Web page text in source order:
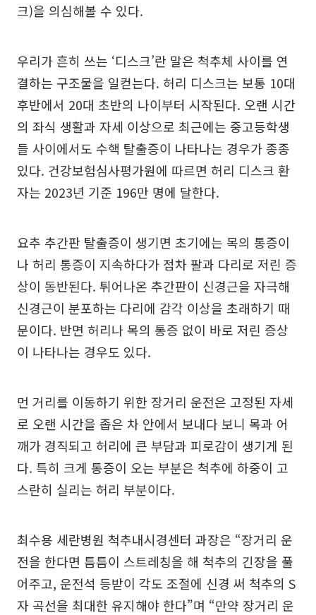
크)을 의심해볼 수 있다.
우리가 흔히 쓰는 ‘디스크’란 말은 척추체 사이를 연
결하는 구조물을 일컫는다. 허리 디스크는 보통 10대
후반에서 20대 초반의 나이부터 시작된다. 오랜 시간
의 좌식 생활과 자세 이상으로 최근에는 중고등학생
들 사이에서도 수핵 탈출증이 나타나는 경우가 종종
있다. 건강보험심사평가원에 따르면 허리 디스크 환
자는 2023년 기준 196만 명에 달한다.
요추 추간판 탈출증이 생기면 초기에는 목의 통증이
나 허리 통증이 지속하다가 점차 팔과 다리로 저린 증
상이 동반된다. 튀어나온 추간판이 신경근을 자극해
신경근이 분포하는 다리에 감각 이상을 초래하기 때
문이다. 반면 허리나 목의 통증 없이 바로 저린 증상
이 나타나는 경우도 있다.
먼 거리를 이동하기 위한 장거리 운전은 고정된 자세
로 오랜 시간을 좁은 차 안에서 보내다 보니 목과 어
깨가 경직되고 허리에 큰 부담과 피로감이 생기게 된
다. 특히 크게 통증이 오는 부분은 척추에 하중이 고
스란히 실리는 허리 부분이다.
최수용 세란병원 척추내시경센터 과장은 “장거리 운
전을 한다면 틈틈이 스트레칭을 해 척추의 긴장을 풀
어주고, 운전석 등받이 각도 조절에 신경 써 척추의 S
자 곡선을 최대한 유지해야 한다”며 “만약 장거리 운